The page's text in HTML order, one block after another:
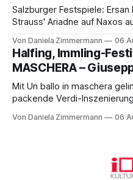
Salzburger Festspiele:
Strauss' Ariadne auf Naxos
Aufführung mit starken
Philharmonikern, szenisch
hinter den Erwartungen
Von Daniela Zimmermann 06
Halfing, Immling-
MASCHERA –
Mit Un ballo in maschera
packende Verdi-
psychologische Tiefe mit
Von Daniela Zimmermann 06